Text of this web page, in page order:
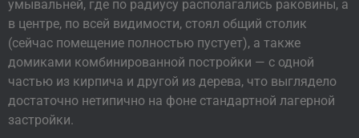
умывальней, где по радиусу располагались раковины, а
в центре, по всей видимости, стоял общий столик
(сейчас помещение полностью пустует), а также
домиками комбинированной постройки — с одной
частью из кирпича и другой из дерева, что выглядело
достаточно нетипично на фоне стандартной лагерной
застройки.